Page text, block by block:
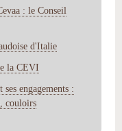
: le Conseil
d'Italie
la CEVI
engagements :
couloirs